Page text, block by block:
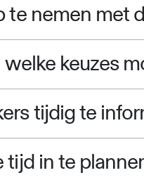
te nemen met
welke keuzes
tijdig te
tijd in te